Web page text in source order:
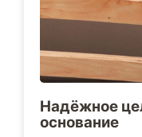
Надёжное
основание